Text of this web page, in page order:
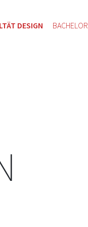
DESIGN BACHELOR